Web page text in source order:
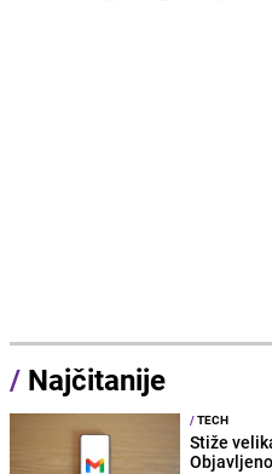
/ Najčitanije
/TECH
Stiže